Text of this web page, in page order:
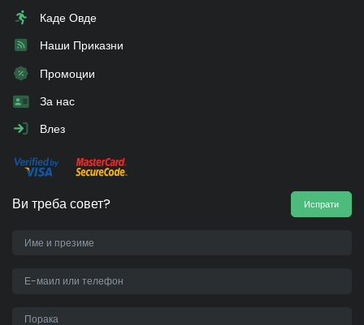
Каде Овде
Наши Приказни
Промоции
За нас
Влез
Ви треба совет? Испрати